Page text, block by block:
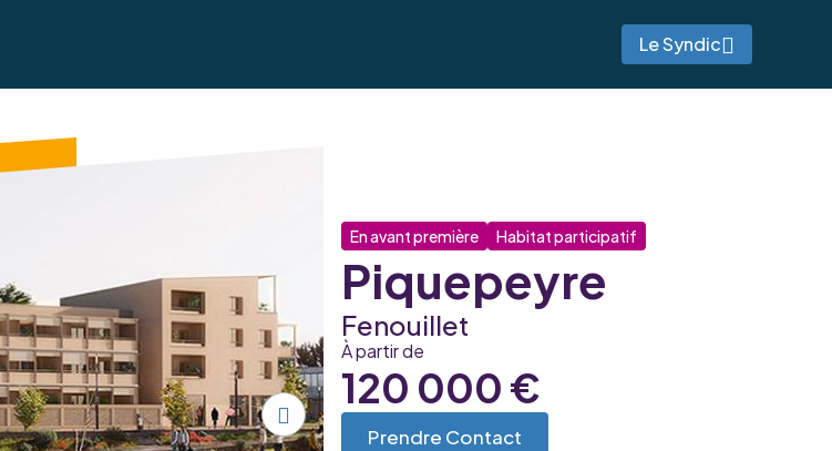
Le Syndic
En avant première Habitat participatif
Piquepeyre
Fenouillet
À partir de
120 000 €
Prendre Contact